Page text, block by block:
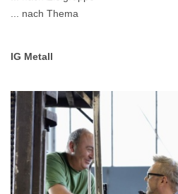
... nach Thema
IG Metall